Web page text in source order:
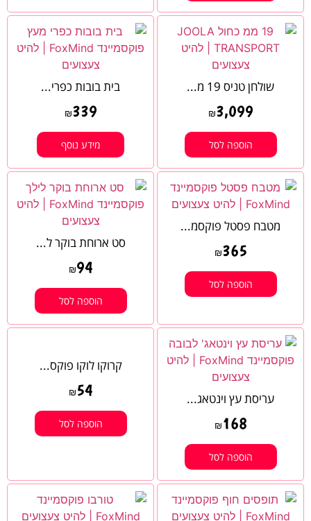
שולחן טניס 19 מ...
₪3,099
הוספה לסל
בית בובות כפרי...
₪339
מידע נוסף
מטבח פסטל פוקסמ...
₪365
הוספה לסל
סט ארוחת בוקר ל...
₪94
הוספה לסל
עריסת עץ וינטאג...
₪ 168
הוספה לסל
קרוקו לוקו פוקס...
₪ 54
הוספה לסל